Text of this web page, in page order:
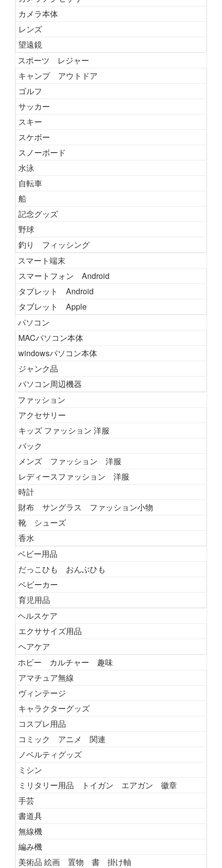
カメラ本体
レンズ
望遠鏡
スポーツ レジャー
キャンプ アウトドア
ゴルフ
サッカー
スキー
スケボー
スノーボード
水泳
自転車
船
記念グッズ
野球
釣り フィッシング
スマート端末
スマートフォン Android
タブレット Android
タブレット Apple
パソコン
MACパソコン本体
windowsパソコン本体
ジャンク品
パソコン周辺機器
ファッション
アクセサリー
キッズ ファッション 洋服
バック
メンズ ファッション 洋服
レディースファッション 洋服
時計
財布 サングラス ファッション小物
靴 シューズ
香水
ベビー用品
だっこひも おんぶひも
ベビーカー
育児用品
ヘルスケア
エクササイズ用品
ヘアケア
ホビー カルチャー 趣味
アマチュア無線
ヴィンテージ
キャラクターグッズ
コスプレ用品
コミック アニメ 関連
ノベルティグッズ
ミシン
ミリタリー用品 トイガン エアガン 徽章
手芸
書道具
無線機
編み機
美術品 絵画 置物 書 掛け軸